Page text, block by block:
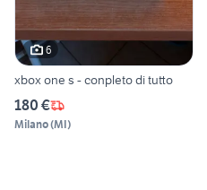
6
xbox one s - conpleto di tutto
180 €
Milano(MI)